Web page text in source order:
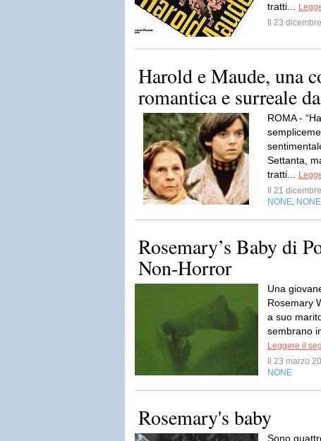
tratti...
Il 23
Harold e Maude, una
romantica e surreale
ROMA -
Settanta,
tratti...
Il 21
NONE NONE
Rosemary’s Baby di
Non-Horror
Una
Rosemary
a suo
sembrano
Leggere il
Il 23 marzo
NONE
Rosemary's baby
Sono